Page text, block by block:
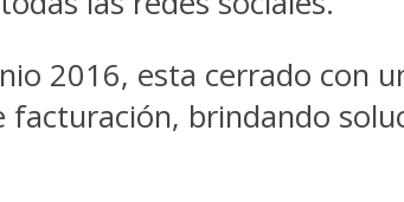
2016, esta cerrado con
brindando